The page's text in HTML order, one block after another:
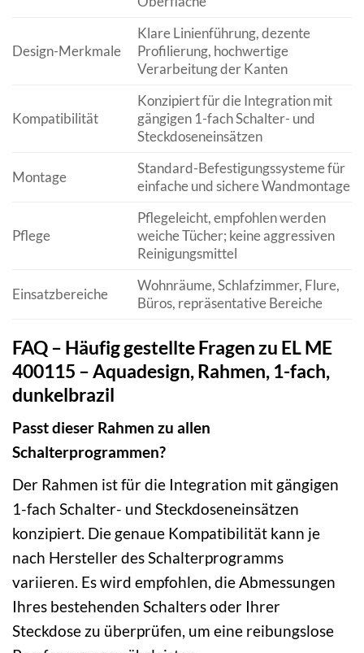
Design-Merkmale
Klare Linienführung, dezente
Profilierung, hochwertige
Verarbeitung der Kanten
Kompatibilität
Konzipiert für die Integration mit
gängigen 1-fach Schalter- und
Steckdoseneinsätzen
Montage
Standard-Befestigungssysteme für
einfache und sichere Wandmontage
Pflege
Pflegeleicht, empfohlen werden
weiche Tücher; keine aggressiven
Reinigungsmittel
Einsatzbereiche
Wohnräume, Schlafzimmer, Flure,
Büros, repräsentative Bereiche
FAQ – Häufig gestellte Fragen zu EL ME
400115 – Aquadesign, Rahmen, 1-fach,
dunkelbrazil
Passt dieser Rahmen zu allen
Schalterprogrammen?
Der Rahmen ist für die Integration mit gängigen
1-fach Schalter- und Steckdoseneinsätzen
konzipiert. Die genaue Kompatibilität kann je
nach Hersteller des Schalterprogramms
variieren. Es wird empfohlen, die Abmessungen
Ihres bestehenden Schalters oder Ihrer
Steckdose zu überprüfen, um eine reibungslose